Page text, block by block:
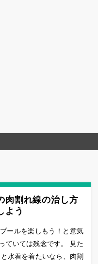
肉割れ線の治し方
よう
ールを楽しもう！と意気
ていては残念です。 見た
水着を着たいなら、肉割